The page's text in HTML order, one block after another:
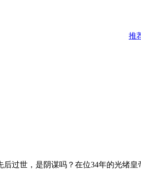
推
过世，是阴谋吗？在位34年的光绪皇